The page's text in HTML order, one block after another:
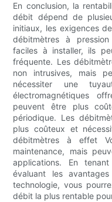
En conclusion, la
débit dépend de
initiaux, les exigences
débitmètres à
faciles à installer, ils
fréquente. Les
non intrusives, mais
nécessiter une
électromagnétiques
peuvent être plus
périodique. Les
plus coûteux et
débitmètres à effet
maintenance, mais
applications. En
évaluant les
technologie, vous
débit la plus rentable